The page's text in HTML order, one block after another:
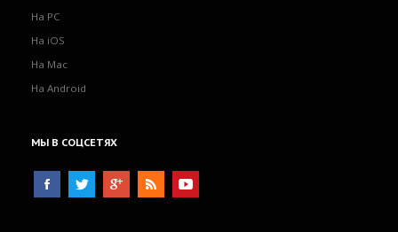
На PC
На iOS
На Mac
На Android
МЫ В СОЦСЕТЯХ